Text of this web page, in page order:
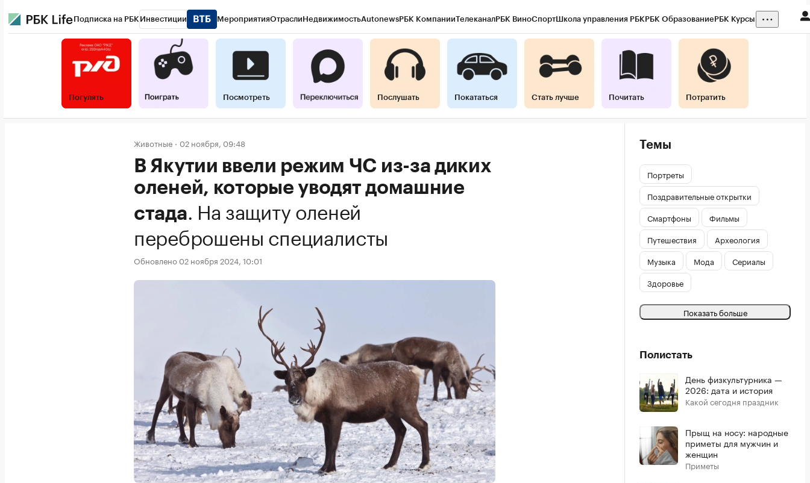
Подписка на РБК Инвестиции МероприятияОтраслиНедвижимостьAutonewsРБК КомпанииТелеканалРБК ВиноСпортШкола управления РБКРБК ОбразованиеРБК Курсы
Погулять Посмотреть Послушать Покататься Стать лучше Почитать Потратить
Животные 02 ноября, 09:48
В Якутии ввели режим ЧС из-за диких
оленей, которые уводят домашние
стада. На защиту оленей
переброшены специалисты
Обновлено 02 ноября 2024, 10:01
Темы
Портреты
Поздравительные открытки
Смартфоны
Фильмы
Путешествия
Археология
Музыка
Мода
Сериалы
Здоровье
Показать больше
Полистать
День физкультурника —
2026: дата и история
Какой сегодня праздник
Прыщ на носу: народные
приметы для мужчин и
женщин
Приметы